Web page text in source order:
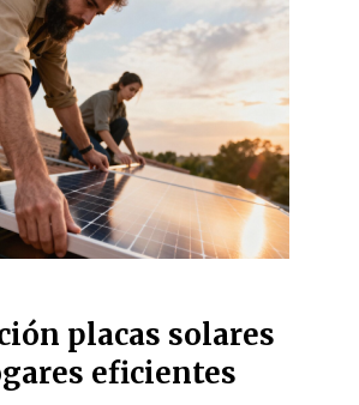
placas solares
eficientes